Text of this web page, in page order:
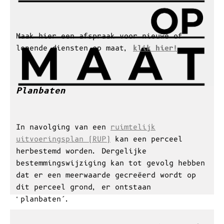
Maak hier een afspraak voor nieuwe of
lopende diensten op maat,klik hier!